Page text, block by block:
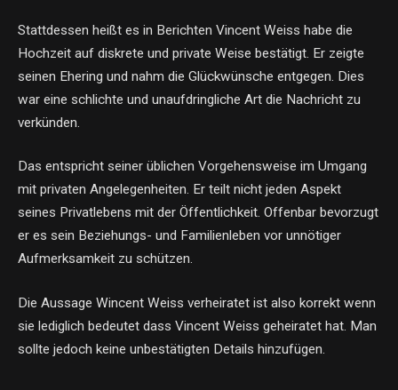
Stattdessen heißt es in Berichten Vincent Weiss habe die
Hochzeit auf diskrete und private Weise bestätigt. Er zeigte
seinen Ehering und nahm die Glückwünsche entgegen. Dies
war eine schlichte und unaufdringliche Art die Nachricht zu
verkünden.
Das entspricht seiner üblichen Vorgehensweise im Umgang
mit privaten Angelegenheiten. Er teilt nicht jeden Aspekt
seines Privatlebens mit der Öffentlichkeit. Offenbar bevorzugt
er es sein Beziehungs- und Familienleben vor unnötiger
Aufmerksamkeit zu schützen.
Die Aussage Wincent Weiss verheiratet ist also korrekt wenn
sie lediglich bedeutet dass Vincent Weiss geheiratet hat. Man
sollte jedoch keine unbestätigten Details hinzufügen.